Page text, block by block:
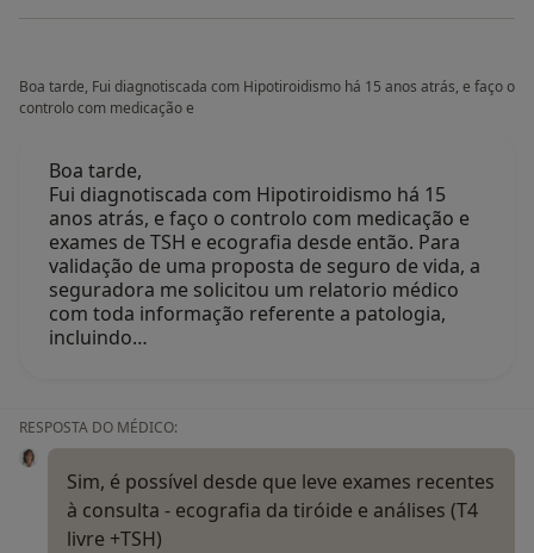
Boa tarde, Fui diagnotiscada com Hipotiroidismo há 15 anos atrás, e faço o
controlo com medicação e
Boa tarde,
Fui diagnotiscada com Hipotiroidismo há 15
anos atrás, e faço o controlo com medicação e
exames de TSH e ecografia desde então. Para
validação de uma proposta de seguro de vida, a
seguradora me solicitou um relatorio médico
com toda informação referente a patologia,
incluindo…
RESPOSTA DO MÉDICO:
Sim, é possível desde que leve exames recentes
à consulta - ecografia da tiróide e análises (T4
livre +TSH)